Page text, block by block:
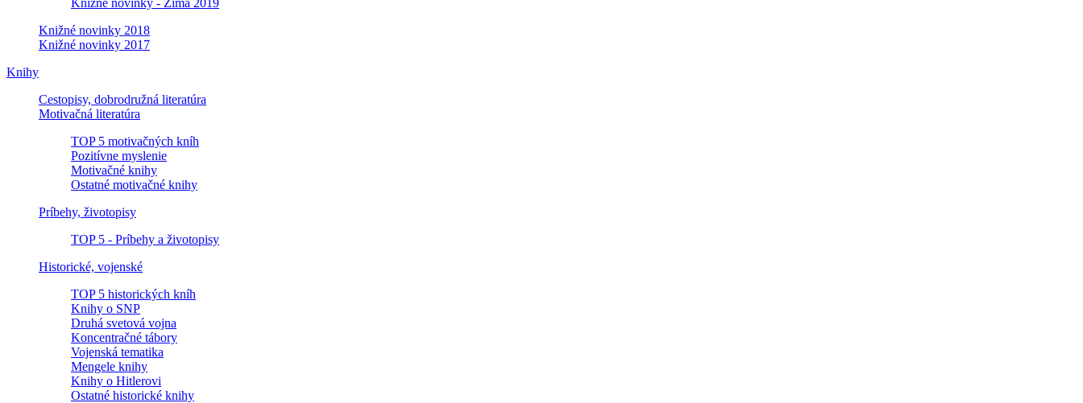
Knižné novinky - Zima 2019
Knižné novinky 2018
Knižné novinky 2017
Knihy
Cestopisy, dobrodružná literatúra
Motivačná literatúra
TOP 5 motivačných kníh
Pozitívne myslenie
Motivačné knihy
Ostatné motivačné knihy
Príbehy, životopisy
TOP 5 - Príbehy a životopisy
Historické, vojenské
TOP 5 historických kníh
Knihy o SNP
Druhá svetová vojna
Koncentračné tábory
Vojenská tematika
Mengele knihy
Knihy o Hitlerovi
Ostatné historické knihy